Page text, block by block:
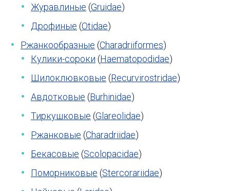
Журавлиные (Gruidae)
Дрофиные (Otidae)
Ржанкообразные (Charadriiformes)
Кулики-сороки (Haematopodidae)
Шилоклювковые (Recurvirostridae)
Авдотковые (Burhinidae)
Тиркушковые (Glareolidae)
Ржанковые (Charadriidae)
Бекасовые (Scolopacidae)
Поморниковые (Stercorariidae)